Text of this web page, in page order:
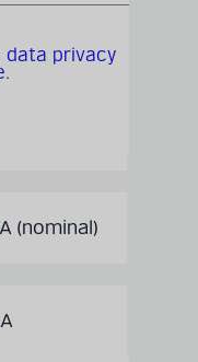
data privacy
.
(nominal)